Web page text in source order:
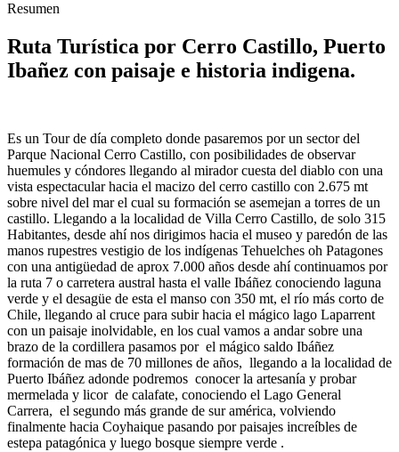
Resumen
Ruta Turística por Cerro Castillo, Puerto
Ibañez con paisaje e historia indigena.
Es un Tour de día completo donde pasaremos por un sector del
Parque Nacional Cerro Castillo, con posibilidades de observar
huemules y cóndores llegando al mirador cuesta del diablo con una
vista espectacular hacia el macizo del cerro castillo con 2.675 mt
sobre nivel del mar el cual su formación se asemejan a torres de un
castillo. Llegando a la localidad de Villa Cerro Castillo, de solo 315
Habitantes, desde ahí nos dirigimos hacia el museo y paredón de las
manos rupestres vestigio de los indígenas Tehuelches oh Patagones
con una antigüedad de aprox 7.000 años desde ahí continuamos por
la ruta 7 o carretera austral hasta el valle Ibáñez conociendo laguna
verde y el desagüe de esta el manso con 350 mt, el río más corto de
Chile, llegando al cruce para subir hacia el mágico lago Laparrent
con un paisaje inolvidable, en los cual vamos a andar sobre una
brazo de la cordillera pasamos por el mágico saldo Ibáñez
formación de mas de 70 millones de años, llegando a la localidad de
Puerto Ibáñez adonde podremos conocer la artesanía y probar
mermelada y licor de calafate, conociendo el Lago General
Carrera, el segundo más grande de sur américa, volviendo
finalmente hacia Coyhaique pasando por paisajes increíbles de
estepa patagónica y luego bosque siempre verde .